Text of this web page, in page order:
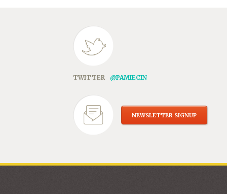
TWITTER @PAMIECIN
NEWSLETTER SIGNUP